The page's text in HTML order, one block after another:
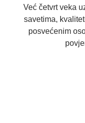
Već četvrt veka
savetima,
posvećenim